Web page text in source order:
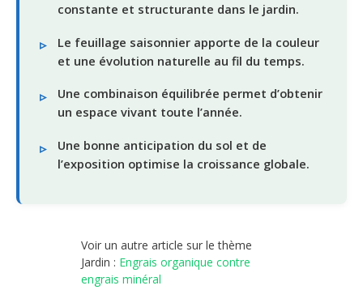
constante et structurante dans le jardin.
Le feuillage saisonnier apporte de la couleur
et une évolution naturelle au fil du temps.
Une combinaison équilibrée permet d’obtenir
un espace vivant toute l’année.
Une bonne anticipation du sol et de
l’exposition optimise la croissance globale.
Voir un autre article sur le thème
Jardin : Engrais organique contre
engrais minéral